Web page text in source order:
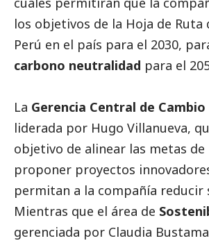
los objetivos de la Hoja de Ruta
Perú en el país para el 2030,
carbono neutralidad para el
La Gerencia Central de
liderada por Hugo Villanueva,
objetivo de alinear las metas de
proponer proyectos
permitan a la compañía reducir
Mientras que el área de
gerenciada por Claudia